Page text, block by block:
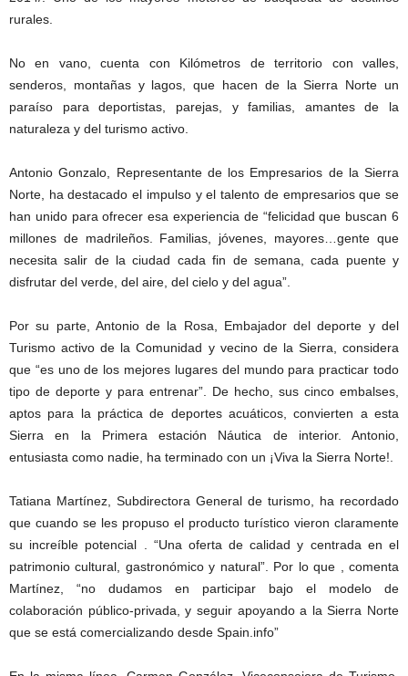
rurales.
No en vano, cuenta con Kilómetros de territorio con valles,
senderos, montañas y lagos, que hacen de la Sierra Norte un
paraíso para deportistas, parejas, y familias, amantes de la
naturaleza y del turismo activo.
Antonio Gonzalo, Representante de los Empresarios de la Sierra
Norte, ha destacado el impulso y el talento de empresarios que se
han unido para ofrecer esa experiencia de “felicidad que buscan 6
millones de madrileños. Familias, jóvenes, mayores…gente que
necesita salir de la ciudad cada fin de semana, cada puente y
disfrutar del verde, del aire, del cielo y del agua”.
Por su parte, Antonio de la Rosa, Embajador del deporte y del
Turismo activo de la Comunidad y vecino de la Sierra, considera
que “es uno de los mejores lugares del mundo para practicar todo
tipo de deporte y para entrenar”. De hecho, sus cinco embalses,
aptos para la práctica de deportes acuáticos, convierten a esta
Sierra en la Primera estación Náutica de interior. Antonio,
entusiasta como nadie, ha terminado con un ¡Viva la Sierra Norte!.
Tatiana Martínez, Subdirectora General de turismo, ha recordado
que cuando se les propuso el producto turístico vieron claramente
su increíble potencial . “Una oferta de calidad y centrada en el
patrimonio cultural, gastronómico y natural”. Por lo que , comenta
Martínez, “no dudamos en participar bajo el modelo de
colaboración público-privada, y seguir apoyando a la Sierra Norte
que se está comercializando desde Spain.info”